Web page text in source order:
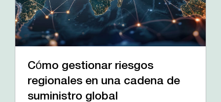
Cómo gestionar riesgos
regionales en una cadena de
suministro global